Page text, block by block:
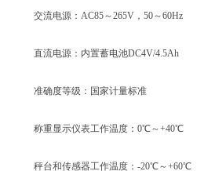
交流电源：AC85～265V，50～60Hz
直流电源：内置蓄电池DC4V/4.5Ah
准确度等级：国家计量标准
称重显示仪表工作温度：0℃～+40℃
秤台和传感器工作温度：-20℃～+60℃